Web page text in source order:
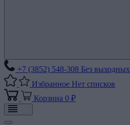
+7 (3852) 548-308 Без выходных
Избранное Нет списков
Корзина 0 ₽